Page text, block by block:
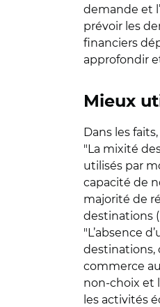
demande et
prévoir les
financiers
approfondir
Mieux
Dans les
"La mixité
utilisés par
capacité de
majorité de
destinations
"L’absence
destinations,
commerce
non-choix et
les activités